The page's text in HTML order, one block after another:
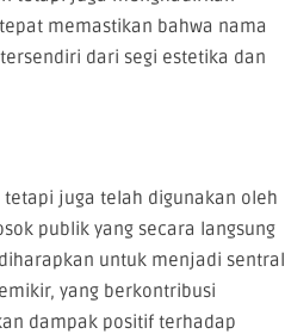
memastikan bahwa nama
dari segi estetika dan
juga telah digunakan oleh
publik yang secara langsung
untuk menjadi sentral
yang berkontribusi
dampak positif terhadap